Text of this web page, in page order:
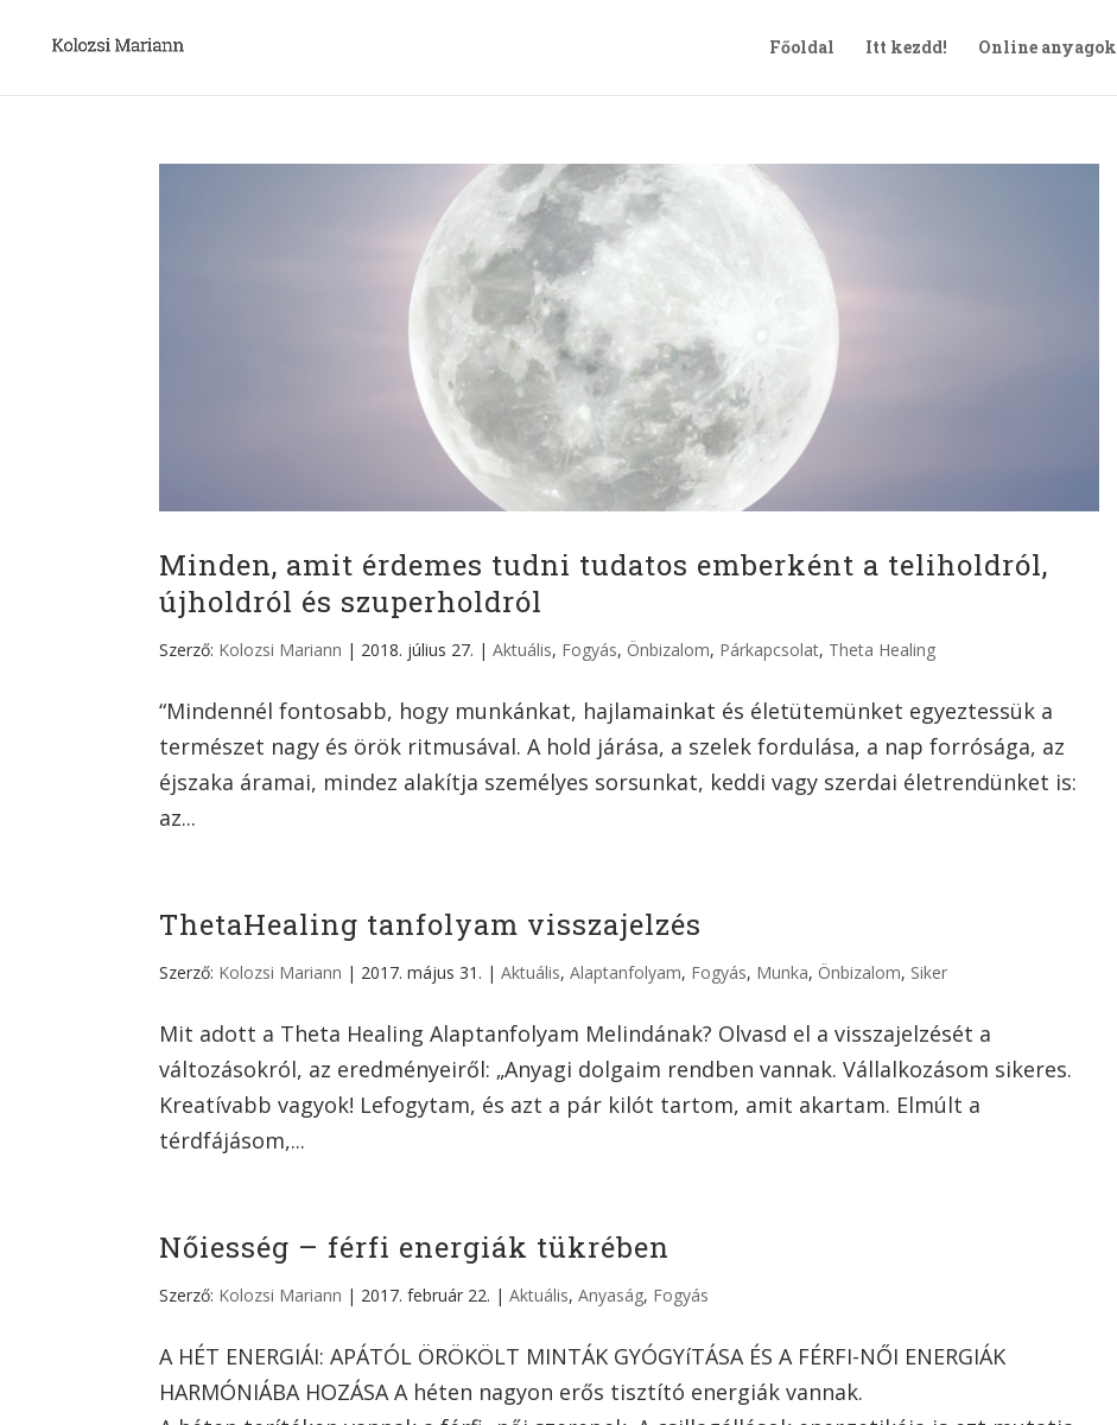
Főoldal Itt kezdd! Online anyagok
Minden, amit érdemes tudni tudatos emberként a teliholdról,
újholdról és szuperholdról
Szerző: Kolozsi Mariann | 2018. július 27. |Aktuális, Fogyás, Önbizalom, Párkapcsolat, Theta Healing
“Mindennél fontosabb, hogy munkánkat, hajlamainkat és életütemünket egyeztessük a
természet nagy és örök ritmusával. A hold járása, a szelek fordulása, a nap forrósága, az
éjszaka áramai, mindez alakítja személyes sorsunkat, keddi vagy szerdai életrendünket is:
az...
ThetaHealing tanfolyam visszajelzés
Szerző: Kolozsi Mariann | 2017. május 31. |Aktuális,Alaptanfolyam, Fogyás, Munka, Önbizalom, Siker
Mit adott a Theta Healing Alaptanfolyam Melindának? Olvasd el a visszajelzését a
változásokról, az eredményeiről: „Anyagi dolgaim rendben vannak. Vállalkozásom sikeres.
Kreatívabb vagyok! Lefogytam, és azt a pár kilót tartom, amit akartam. Elmúlt a
térdfájásom,...
Nőiesség – férfi energiák tükrében
Szerző: Kolozsi Mariann | 2017. február 22. |Aktuális,Anyaság, Fogyás
A HÉT ENERGIÁI: APÁTÓL ÖRÖKÖLT MINTÁK GYÓGYíTÁSA ÉS A FÉRFI-NŐI ENERGIÁK
HARMÓNIÁBA HOZÁSA A héten nagyon erős tisztító energiák vannak.